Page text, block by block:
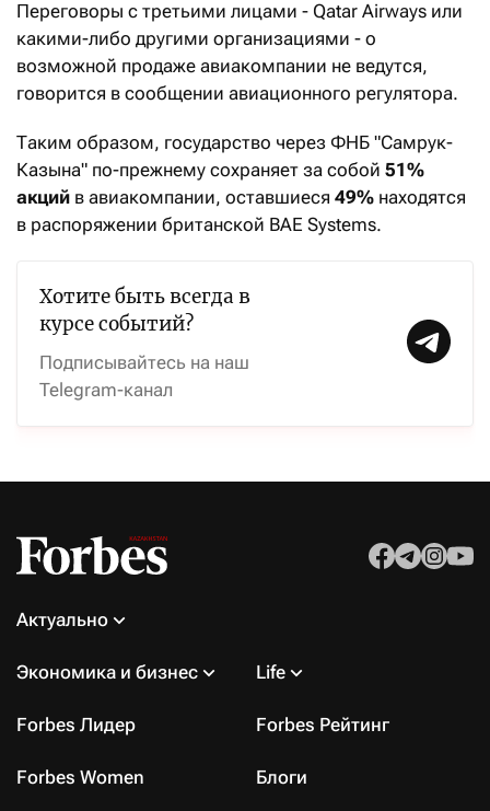
Переговоры с третьими лицами - Qatar Airways или
какими-либо другими организациями - о
возможной продаже авиакомпании не ведутся,
говорится в сообщении авиационного регулятора.
Таким образом, государство через ФНБ "Самрук-
Казына" по-прежнему сохраняет за собой 51%
акций в авиакомпании, оставшиеся 49% находятся
в распоряжении британской BAE Systems.
Хотите быть всегда в
курсе событий?
Подписывайтесь на наш
Telegram-канал
Актуально
Экономика и бизнес Life
Forbes Лидер Forbes Рейтинг
Forbes Women Блоги